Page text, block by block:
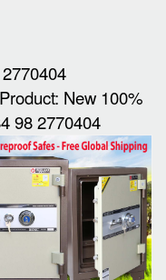
New 100%
98 2770404